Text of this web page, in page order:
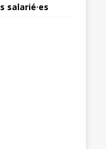
salarié·es